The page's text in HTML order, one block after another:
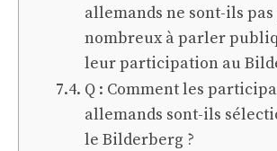
allemands ne sont-ils
nombreux à parler
leur participation au
Q : Comment les
allemands sont-ils
le Bilderberg ?